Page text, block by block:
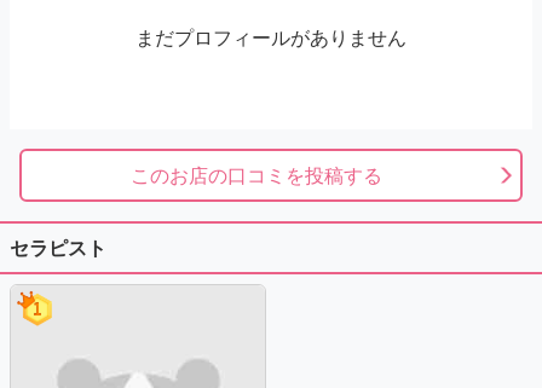
まだプロフィールがありません
このお店の口コミを投稿する
セラピスト